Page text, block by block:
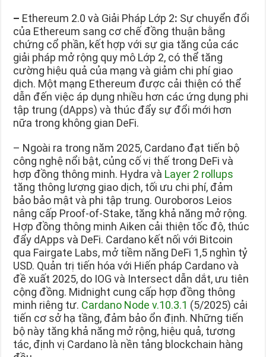
– Ethereum 2.0 và Giải Pháp Lớp 2: Sự chuyển đổi
của Ethereum sang cơ chế đồng thuận bằng
chứng cổ phần, kết hợp với sự gia tăng của các
giải pháp mở rộng quy mô Lớp 2, có thể tăng
cường hiệu quả của mạng và giảm chi phí giao
dịch. Một mạng Ethereum được cải thiện có thể
dẫn đến việc áp dụng nhiều hơn các ứng dụng phi
tập trung (dApps) và thúc đẩy sự đổi mới hơn
nữa trong không gian DeFi.
– Ngoài ra trong năm 2025, Cardano đạt tiến bộ
công nghệ nổi bật, củng cố vị thế trong DeFi và
hợp đồng thông minh. Hydra và Layer 2 rollups
tăng thông lượng giao dịch, tối ưu chi phí, đảm
bảo bảo mật và phi tập trung. Ouroboros Leios
nâng cấp Proof-of-Stake, tăng khả năng mở rộng.
Hợp đồng thông minh Aiken cải thiện tốc độ, thúc
đẩy dApps và DeFi. Cardano kết nối với Bitcoin
qua Fairgate Labs, mở tiềm năng DeFi 1,5 nghìn tỷ
USD. Quản trị tiến hóa với Hiến pháp Cardano và
đề xuất 2025, do IOG và Intersect dẫn dắt, ưu tiên
cộng đồng. Midnight cung cấp hợp đồng thông
minh riêng tư. Cardano Node v.10.3.1 (5/2025) cải
tiến cơ sở hạ tầng, đảm bảo ổn định. Những tiến
bộ này tăng khả năng mở rộng, hiệu quả, tương
tác, định vị Cardano là nền tảng blockchain hàng